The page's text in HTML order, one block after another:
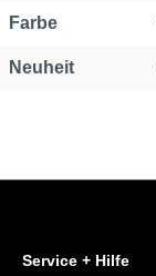
Farbe
Neuheit
Service + Hilfe